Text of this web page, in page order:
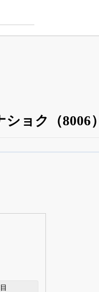
ショク（8006
と米株版の先行